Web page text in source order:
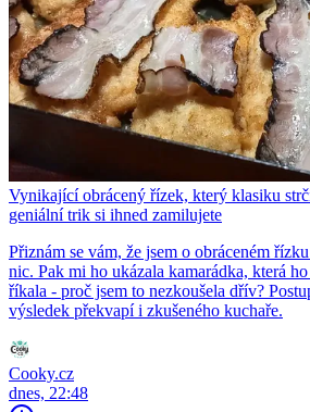
Vynikající obrácený řízek, který klasiku
geniální trik si ihned zamilujete
Přiznám se vám, že jsem o obráceném
nic. Pak mi ho ukázala kamarádka, která
říkala - proč jsem to nezkoušela dřív?
výsledek překvapí i zkušeného kuchaře.
Cooky.cz
dnes, 22:48